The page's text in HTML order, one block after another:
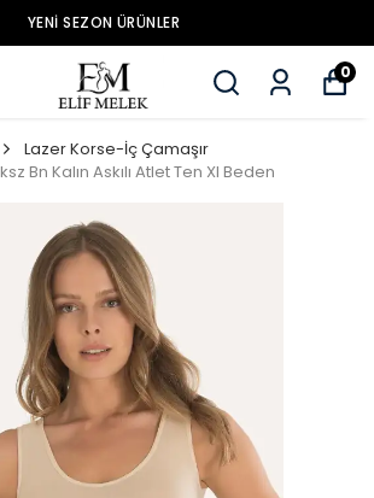
YENİ SEZON ÜRÜNLER
0
Lazer Korse-İç Çamaşır
Bn Kalın Askılı Atlet Ten Xl Beden